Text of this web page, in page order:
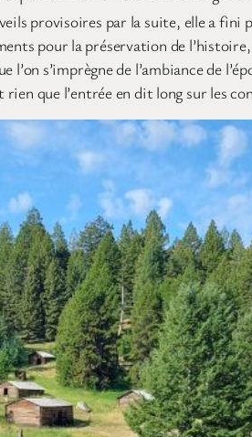
provisoires par la suite, elle a fini
pour la préservation de
s’imprègne de l’ambiance de
que l’entrée en dit long sur les